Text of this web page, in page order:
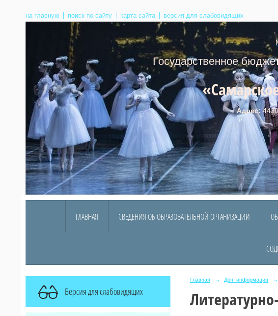
на главную поиск по сайту карта сайта версия для слабовидящих
Государственное
Адрес:
ГЛАВНАЯ СВЕДЕНИЯ ОБ ОБРАЗОВАТЕЛЬНОЙ ОРГАНИЗАЦИИ
Версия для слабовидящих
Главная → Доп. информация →